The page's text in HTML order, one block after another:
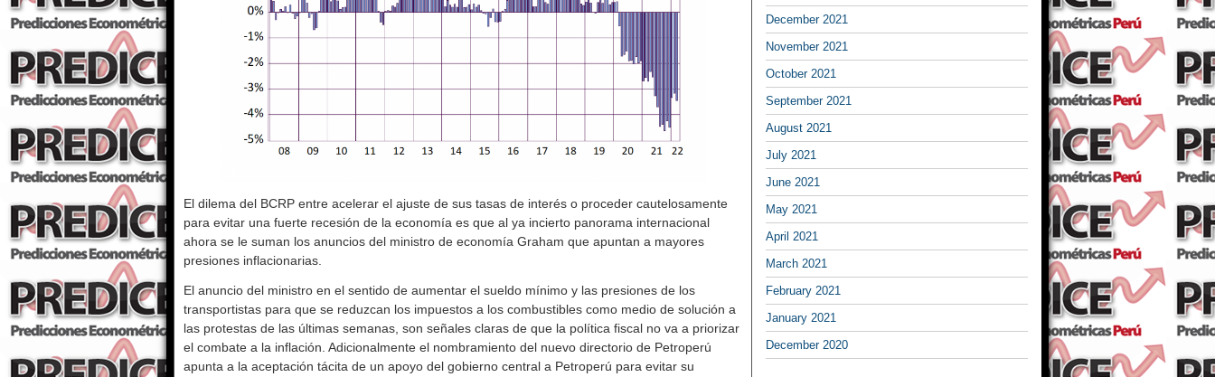
El dilema del BCRP entre acelerar el ajuste de sus tasas de interés o proceder cautelosamente
para evitar una fuerte recesión de la economía es que al ya incierto panorama internacional
ahora se le suman los anuncios del ministro de economía Graham que apuntan a mayores
presiones inflacionarias.
El anuncio del ministro en el sentido de aumentar el sueldo mínimo y las presiones de los
transportistas para que se reduzcan los impuestos a los combustibles como medio de solución a
las protestas de las últimas semanas, son señales claras de que la política fiscal no va a priorizar
el combate a la inflación. Adicionalmente el nombramiento del nuevo directorio de Petroperú
apunta a la aceptación tácita de un apoyo del gobierno central a Petroperú para evitar su
December 2021
November 2021
October 2021
September 2021
August 2021
July 2021
June 2021
May 2021
April 2021
March 2021
February 2021
January 2021
December 2020